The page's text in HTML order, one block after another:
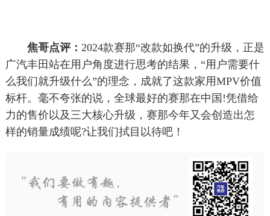
焦哥点评： 2024款赛那“改款如换代”的升级，正是
广汽丰田站在用户角度进行思考的结果，“用户需要什
么我们就升级什么”的理念，成就了这款家用MPV价值
标杆。毫不夸张的说，全球最好的赛那在中国!凭借给
力的售价以及三大核心升级，赛那今年又会创造出怎
样的销量成绩呢?让我们拭目以待吧！